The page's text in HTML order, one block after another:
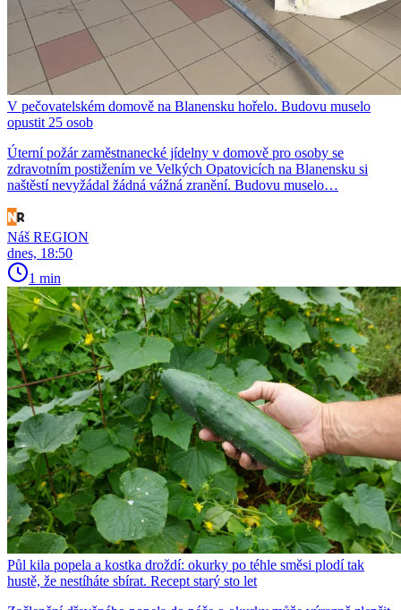
V pečovatelském domově na Blanensku hořelo. Budovu muselo
opustit 25 osob
Úterní požár zaměstnanecké jídelny v domově pro osoby se
zdravotním postižením ve Velkých Opatovicích na Blanensku si
naštěstí nevyžádal žádná vážná zranění. Budovu muselo…
Náš REGION
dnes, 18:50
1 min
Půl kila popela a kostka droždí: okurky po téhle směsi plodí tak
hustě, že nestíháte sbírat. Recept starý sto let